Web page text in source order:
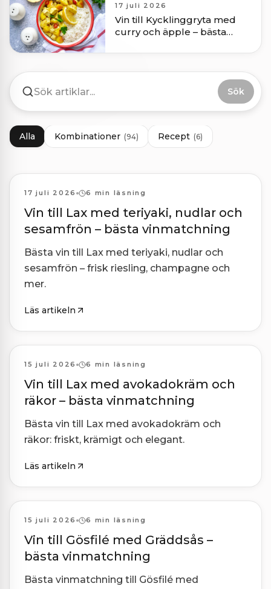
17 juli 2026
Vin till Kycklinggryta med
curry och äpple – bästa
Sök
Alla Kombinationer (94) Recept (6)
Kombinationer
17 juli 2026 6 min läsning
Vin till Lax med teriyaki, nudlar och
sesamfrön – bästa vinmatchning
Bästa vin till Lax med teriyaki, nudlar och
sesamfrön – frisk riesling, champagne och
mer.
Läs artikeln
Kombinationer
15 juli 2026 6 min läsning
Vin till Lax med avokadokräm och
räkor – bästa vinmatchning
Bästa vin till Lax med avokadokräm och
räkor: friskt, krämigt och elegant.
Läs artikeln
Kombinationer
15 juli 2026 6 min läsning
Vin till Gösfilé med Gräddsås –
bästa vinmatchning
Bästa vinmatchning till Gösfilé med